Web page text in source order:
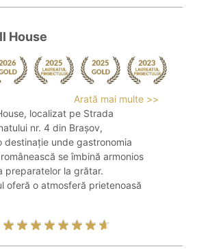
House
Arată mai multe >>
localizat pe Strada
nr. 4 din Brașov,
destinație unde gastronomia
se îmbină armonios
preparatelor la grătar.
oferă o atmosferă prietenoasă